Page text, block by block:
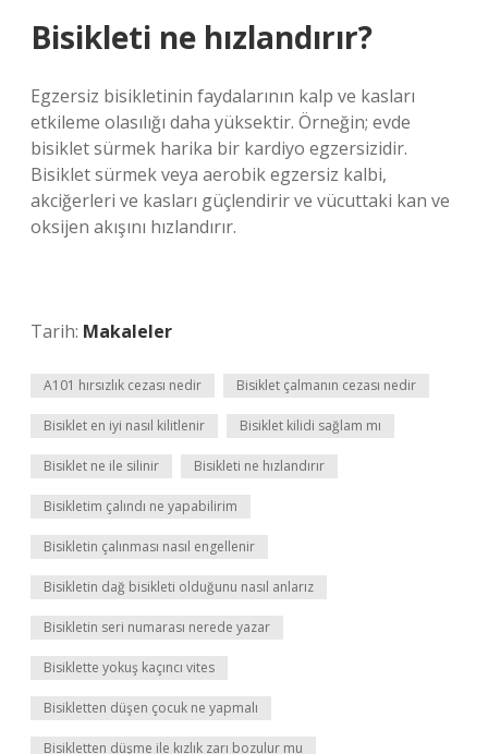
Bisikleti ne hızlandırır?
Egzersiz bisikletinin faydalarının kalp ve kasları
etkileme olasılığı daha yüksektir. Örneğin; evde
bisiklet sürmek harika bir kardiyo egzersizidir.
Bisiklet sürmek veya aerobik egzersiz kalbi,
akciğerleri ve kasları güçlendirir ve vücuttaki kan ve
oksijen akışını hızlandırır.
Tarih: Makaleler
A101 hırsızlık cezası nedir Bisiklet çalmanın cezası nedir
Bisiklet en iyi nasıl kilitlenir Bisiklet kilidi sağlam mı
Bisiklet ne ile silinir Bisikleti ne hızlandırır
Bisikletim çalındı ne yapabilirim
Bisikletin çalınması nasıl engellenir
Bisikletin dağ bisikleti olduğunu nasıl anlarız
Bisikletin seri numarası nerede yazar
Bisiklette yokuş kaçıncı vites
Bisikletten düşen çocuk ne yapmalı
Bisikletten düşme ile kızlık zarı bozulur mu